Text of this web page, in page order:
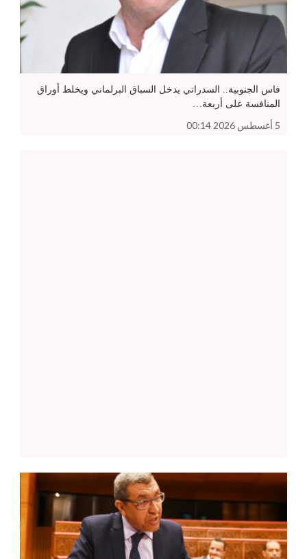
فاس الجنوبية.. السدراتي يدخل السباق البرلماني ويخلط أوراق
المنافسة على أربعة…
5 أغسطس 2026 00:14